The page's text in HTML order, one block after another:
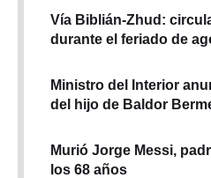
Vía Biblián-Zhud:
durante el feriado de
Ministro del Interior
del hijo de Baldor
Murió Jorge Messi,
los 68 años